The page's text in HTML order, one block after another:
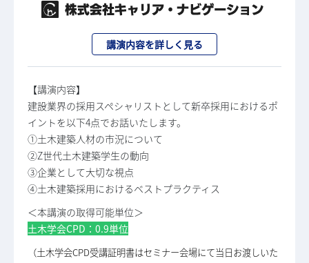
講演内容を詳しく見る
【講演内容】
建設業界の採用スペシャリストとして新卒採用におけるポ
イントを以下4点でお話いたします。
①土木建築人材の市況について
②Z世代土木建築学生の動向
③企業として大切な視点
④土木建築採用におけるベストプラクティス
＜本講演の取得可能単位＞
土木学会CPD：0.9単位
（土木学会CPD受講証明書はセミナー会場にて当日お渡しいた